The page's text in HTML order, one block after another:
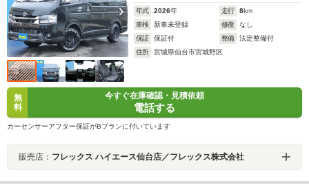
年式 2026年 走行 8km
車検
新車未登録 修復
なし
保証
保証付 整備
法定整備付
住所
宮城県仙台市宮城野区
無
料
今すぐ在庫確認・見積依頼
電話する
カーセンサーアフター保証がBプランに付いています
販売店： フレックス ハイエース仙台店／フレックス株式会社